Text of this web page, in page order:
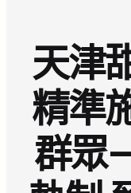
天津
精準
群眾